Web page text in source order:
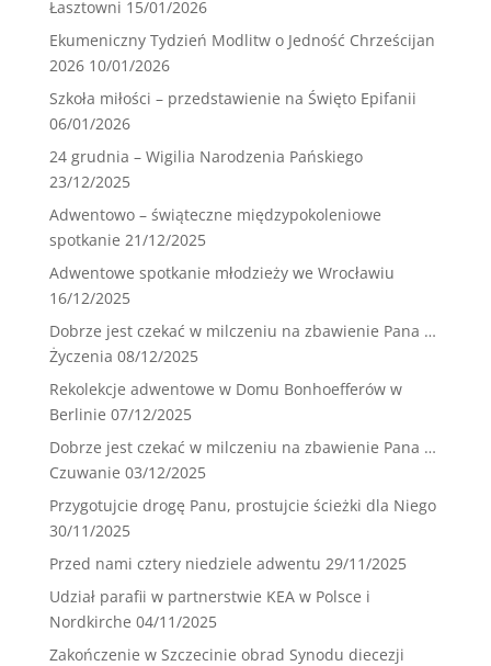
Łasztowni 15/01/2026
Ekumeniczny Tydzień Modlitw o Jedność Chrześcijan
2026 10/01/2026
Szkoła miłości – przedstawienie na Święto Epifanii
06/01/2026
24 grudnia – Wigilia Narodzenia Pańskiego
23/12/2025
Adwentowo – świąteczne międzypokoleniowe
spotkanie 21/12/2025
Adwentowe spotkanie młodzieży we Wrocławiu
16/12/2025
Dobrze jest czekać w milczeniu na zbawienie Pana …
Życzenia 08/12/2025
Rekolekcje adwentowe w Domu Bonhoefferów w
Berlinie 07/12/2025
Dobrze jest czekać w milczeniu na zbawienie Pana …
Czuwanie 03/12/2025
Przygotujcie drogę Panu, prostujcie ścieżki dla Niego
30/11/2025
Przed nami cztery niedziele adwentu 29/11/2025
Udział parafii w partnerstwie KEA w Polsce i
Nordkirche 04/11/2025
Zakończenie w Szczecinie obrad Synodu diecezji